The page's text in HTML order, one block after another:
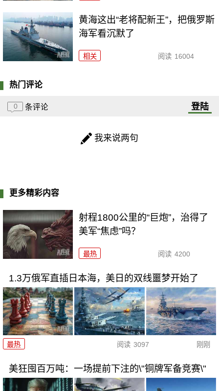
黄海这出“老将配新王”，把俄罗斯
海军看沉默了
相关 阅读 16004
热门评论
0 条评论 登陆
我来说两句
更多精彩内容
射程1800公里的“巨炮”，治得了
美军“焦虑”吗？
最热 阅读 4200
1.3万俄军直插日本海，美日的双线噩梦开始了
最热 阅读 3097 刚刚
美狂囤百万吨：一场提前下注的\"铜牌军备竞赛\"